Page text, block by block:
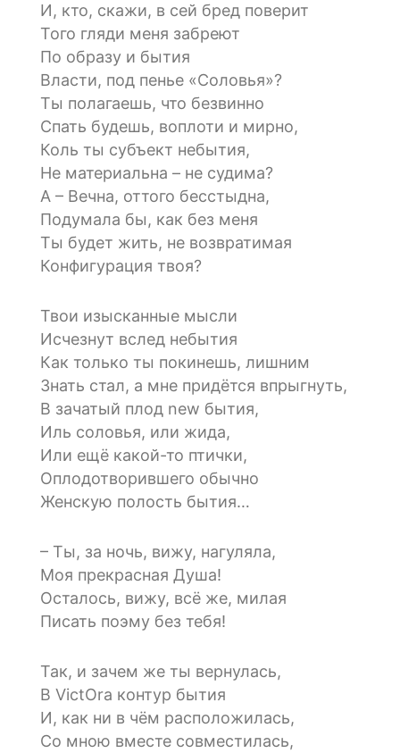
И, кто, скажи, в сей бред поверит
Того гляди меня забреют
По образу и бытия
Власти, под пенье «Соловья»?
Ты полагаешь, что безвинно
Спать будешь, воплоти и мирно,
Коль ты субъект небытия,
Не материальна – не судима?
А – Вечна, оттого бесстыдна,
Подумала бы, как без меня
Ты будет жить, не возвратимая
Конфигурация твоя?
Твои изысканные мысли
Исчезнут вслед небытия
Как только ты покинешь, лишним
Знать стал, а мне придётся впрыгнуть,
В зачатый плод new бытия,
Иль соловья, или жида,
Или ещё какой-то птички,
Оплодотворившего обычно
Женскую полость бытия…
– Ты, за ночь, вижу, нагуляла,
Моя прекрасная Душа!
Осталось, вижу, всё же, милая
Писать поэму без тебя!
Так, и зачем же ты вернулась,
В VictOra контур бытия
И, как ни в чём расположилась,
Со мною вместе совместилась,